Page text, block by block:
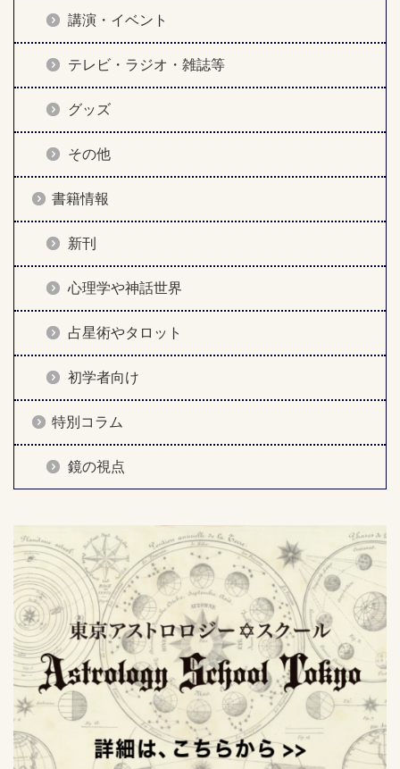
講演・イベント
テレビ・ラジオ・雑誌等
グッズ
その他
書籍情報
新刊
心理学や神話世界
占星術やタロット
初学者向け
特別コラム
鏡の視点